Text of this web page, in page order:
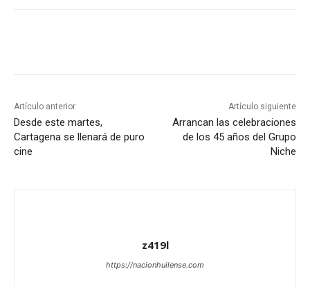
Artículo anterior
Desde este martes,
Cartagena se llenará de puro
cine
Artículo siguiente
Arrancan las celebraciones
de los 45 años del Grupo
Niche
z419l
https://nacionhuilense.com